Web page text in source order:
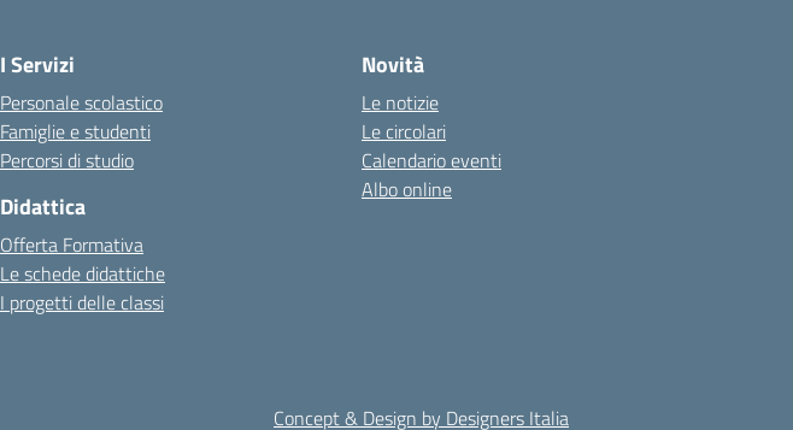
I Servizi
Personale scolastico
Famiglie e studenti
Percorsi di studio
Didattica
Offerta Formativa
Le schede didattiche
I progetti delle classi
Novità
Le notizie
Le circolari
Calendario eventi
Albo online
Concept & Design by Designers Italia